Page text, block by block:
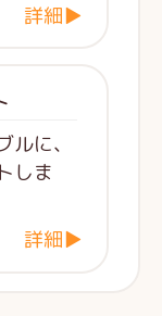
詳細▶
に、
しま
詳細▶